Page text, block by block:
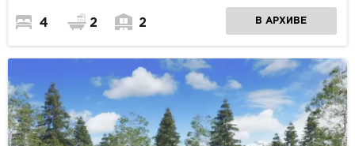
4 2 2 В АРХИВЕ